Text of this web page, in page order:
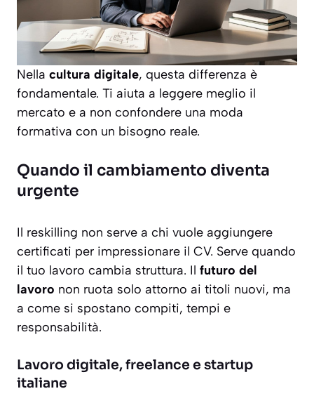
Nella cultura digitale, questa differenza è
fondamentale. Ti aiuta a leggere meglio il
mercato e a non confondere una moda
formativa con un bisogno reale.
Quando il cambiamento diventa
urgente
Il reskilling non serve a chi vuole aggiungere
certificati per impressionare il CV. Serve quando
il tuo lavoro cambia struttura. Il futuro del
lavoro non ruota solo attorno ai titoli nuovi, ma
a come si spostano compiti, tempi e
responsabilità.
Lavoro digitale, freelance e startup
italiane